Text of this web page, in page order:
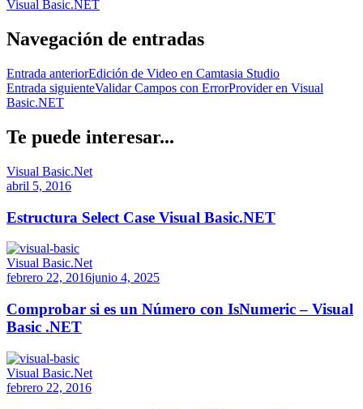
Visual Basic.NET
Navegación de entradas
Entrada anteriorEdición de Video en Camtasia Studio
Entrada siguienteValidar Campos con ErrorProvider en Visual
Basic.NET
Te puede interesar...
Visual Basic.Net
abril 5, 2016
Estructura Select Case Visual Basic.NET
Visual Basic.Net
febrero 22, 2016junio 4, 2025
Comprobar si es un Número con IsNumeric – Visual
Basic .NET
Visual Basic.Net
febrero 22, 2016